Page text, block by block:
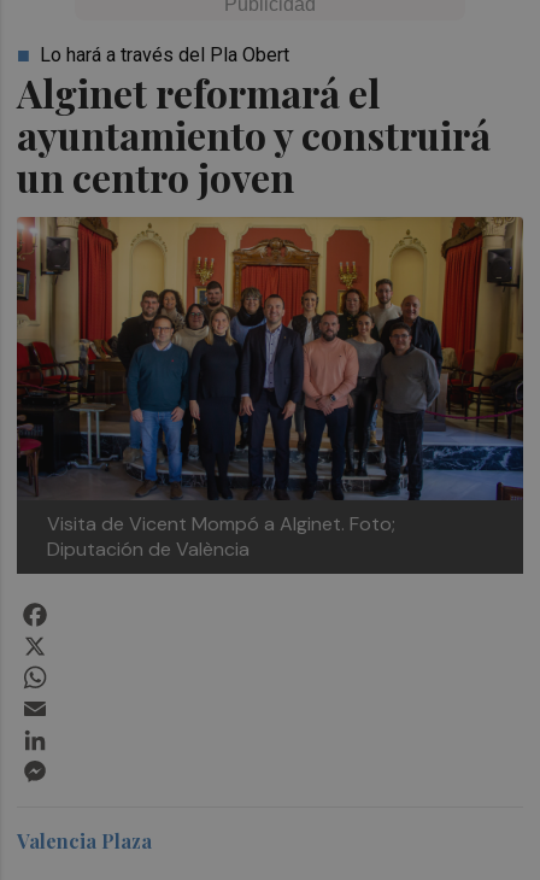
Alginet reformará el
ayuntamiento y construirá
un centro joven
Lo hará a través del Pla Obert
Visita de Vicent Mompó a Alginet. Foto;
Diputación de València
Valencia Plaza